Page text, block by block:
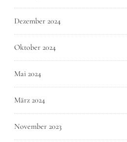
Dezember 2024
Oktober 2024
Mai 2024
März 2024
November 2023